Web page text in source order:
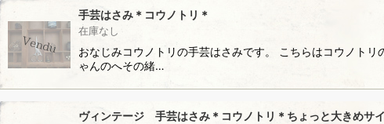
手芸はさみ＊コウノトリ＊
在庫なし
おなじみコウノトリの手芸はさみです。 こちらはコウノト
ゃんのへその緒…
ヴィンテージ 手芸はさみ＊コウノトリ＊ちょっと大きめサ